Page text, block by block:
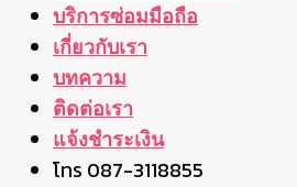
บริการซ่อมมือถือ
เกี่ยวกับเรา
บทความ
ติดต่อเรา
แจ้งชำระเงิน
โทร 087-3118855